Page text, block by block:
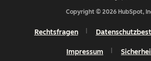
Copyright © 2026 HubSpot,
Rechtsfragen
Impressum